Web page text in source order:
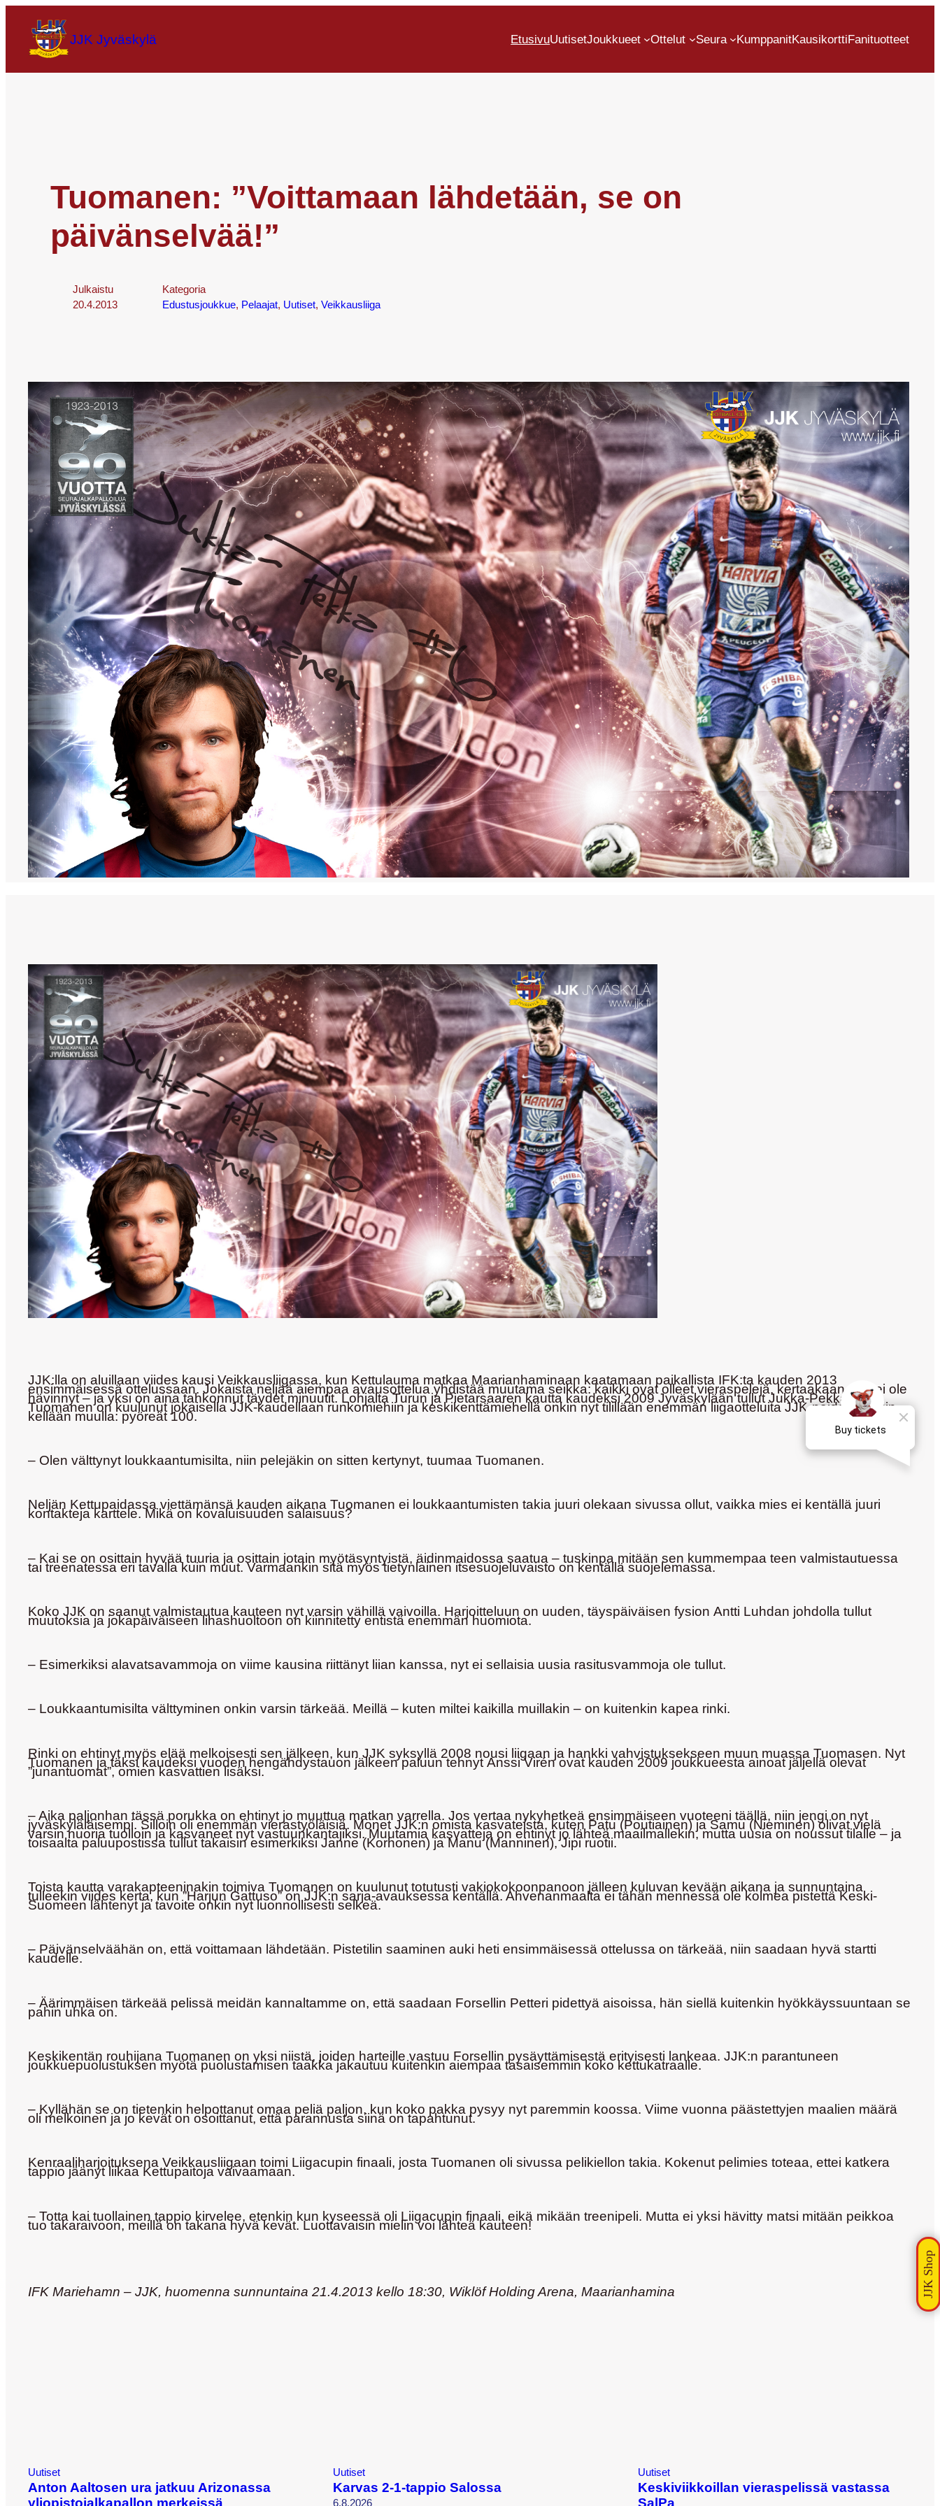
JJK Jyväskylä EtusivuUutisetJoukkueet Ottelut Seura KumppanitKausikorttiFanituotteet
Tuomanen: ”Voittamaan lähdetään, se on
päivänselvää!”
Julkaistu
20.4.2013
Kategoria
Edustusjoukkue, Pelaajat, Uutiset, Veikkausliiga
JJK:lla on aluillaan viides kausi Veikkausliigassa, kun Kettulauma matkaa Maarianhaminaan kaatamaan paikallista IFK:ta kauden 2013
ensimmäisessä ottelussaan. Jokaista neljää aiempaa avausottelua yhdistää muutama seikka: kaikki ovat olleet vieraspelejä, kertaakaan JJK ei ole
hävinnyt – ja yksi on aina tahkonnut täydet minuutit. Lohjalta Turun ja Pietarsaaren kautta kaudeksi 2009 Jyväskylään tullutJukka-Pekka
Tuomanenon kuulunut jokaisella JJK-kaudellaan runkomiehiin ja keskikenttämiehellä onkin nyt tilillään enemmän liigaotteluita JJK-paidassa kuin
kellään muulla: pyöreät 100.
– Olen välttynyt loukkaantumisilta, niin pelejäkin on sitten kertynyt, tuumaa Tuomanen.
Neljän Kettupaidassa viettämänsä kauden aikana Tuomanen ei loukkaantumisten takia juuri olekaan sivussa ollut, vaikka mies ei kentällä juuri
kontakteja karttele. Mikä on kovaluisuuden salaisuus?
– Kai se on osittain hyvää tuuria ja osittain jotain myötäsyntyistä, äidinmaidossa saatua – tuskinpa mitään sen kummempaa teen valmistautuessa
tai treenatessa eri tavalla kuin muut. Varmaankin sitä myös tietynlainen itsesuojeluvaisto on kentällä suojelemassa.
Koko JJK on saanut valmistautua kauteen nyt varsin vähillä vaivoilla. Harjoitteluun on uuden, täyspäiväisen fysion Antti Luhdan johdolla tullut
muutoksia ja jokapäiväiseen lihashuoltoon on kiinnitetty entistä enemmän huomiota.
– Esimerkiksi alavatsavammoja on viime kausina riittänyt liian kanssa, nyt ei sellaisia uusia rasitusvammoja ole tullut.
– Loukkaantumisilta välttyminen onkin varsin tärkeää. Meillä – kuten miltei kaikilla muillakin – on kuitenkin kapea rinki.
Rinki on ehtinyt myös elää melkoisesti sen jälkeen, kun JJK syksyllä 2008 nousi liigaan ja hankki vahvistuksekseen muun muassa Tuomasen. Nyt
Tuomanen ja täksi kaudeksi vuoden hengähdystauon jälkeen paluun tehnytAnssi Virénovat kauden 2009 joukkueesta ainoat jäljellä olevat
”junantuomat”, omien kasvattien lisäksi.
– Aika paljonhan tässä porukka on ehtinyt jo muuttua matkan varrella. Jos vertaa nykyhetkeä ensimmäiseen vuoteeni täällä, niin jengi on nyt
jyväskyläläisempi. Silloin oli enemmän vierastyöläisiä. Monet JJK:n omista kasvateista, kuten Patu (Poutiainen)jaSamu (Nieminen)olivat vielä
varsin nuoria tuolloin ja kasvaneet nyt vastuunkantajiksi. Muutamia kasvatteja on ehtinyt jo lähteä maailmallekin, mutta uusia on noussut tilalle – ja
toisaalta paluupostissa tullut takaisin esimerkiksiJanne (Korhonen)jaManu (Manninen), Jipi ruotii.
Toista kautta varakapteeninakin toimiva Tuomanen on kuulunut totutusti vakiokokoonpanoon jälleen kuluvan kevään aikana ja sunnuntaina
tulleekin viides kerta, kun ”Harjun Gattuso” on JJK:n sarja-avauksessa kentällä. Ahvenanmaalta ei tähän mennessä ole kolmea pistettä Keski-
Suomeen lähtenyt ja tavoite onkin nyt luonnollisesti selkeä.
– Päivänselväähän on, että voittamaan lähdetään. Pistetilin saaminen auki heti ensimmäisessä ottelussa on tärkeää, niin saadaan hyvä startti
kaudelle.
– Äärimmäisen tärkeää pelissä meidän kannaltamme on, että saadaan Forsellin Petteri pidettyä aisoissa, hän siellä kuitenkin hyökkäyssuuntaan se
pahin uhka on.
Keskikentän rouhijana Tuomanen on yksi niistä, joiden harteille vastuu Forsellin pysäyttämisestä erityisesti lankeaa. JJK:n parantuneen
joukkuepuolustuksen myötä puolustamisen taakka jakautuu kuitenkin aiempaa tasaisemmin koko kettukatraalle.
– Kyllähän se on tietenkin helpottanut omaa peliä paljon, kun koko pakka pysyy nyt paremmin koossa. Viime vuonna päästettyjen maalien määrä
oli melkoinen ja jo kevät on osoittanut, että parannusta siinä on tapahtunut.
Kenraaliharjoituksena Veikkausliigaan toimi Liigacupin finaali, josta Tuomanen oli sivussa pelikiellon takia. Kokenut pelimies toteaa, ettei katkera
tappio jäänyt liikaa Kettupaitoja vaivaamaan.
– Totta kai tuollainen tappio kirvelee, etenkin kun kyseessä oli Liigacupin finaali, eikä mikään treenipeli. Mutta ei yksi hävitty matsi mitään peikkoa
tuo takaraivoon, meillä on takana hyvä kevät. Luottavaisin mielin voi lähteä kauteen!
IFK Mariehamn – JJK, huomenna sunnuntaina 21.4.2013 kello 18:30, Wiklöf Holding Arena, Maarianhamina
Uutiset
Anton Aaltosen ura jatkuu Arizonassa
Uutiset
Karvas 2-1-tappio Salossa
6.8.2026
Uutiset
Keskiviikkoillan vieraspelissä vastassa